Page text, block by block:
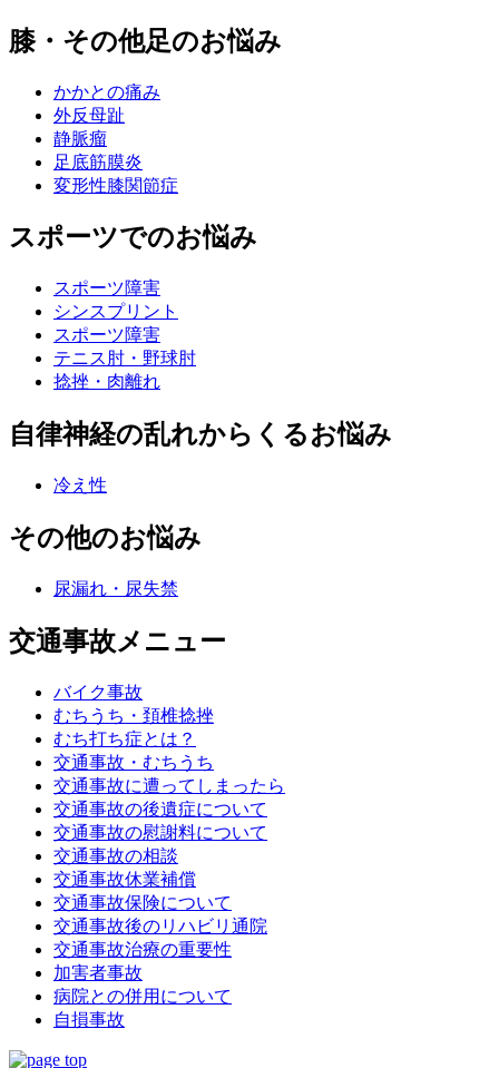
膝・その他足のお悩み
かかとの痛み
外反母趾
静脈瘤
足底筋膜炎
変形性膝関節症
スポーツでのお悩み
スポーツ障害
シンスプリント
スポーツ障害
テニス肘・野球肘
捻挫・肉離れ
自律神経の乱れからくるお悩み
冷え性
その他のお悩み
尿漏れ・尿失禁
交通事故メニュー
バイク事故
むちうち・頚椎捻挫
むち打ち症とは？
交通事故・むちうち
交通事故に遭ってしまったら
交通事故の後遺症について
交通事故の慰謝料について
交通事故の相談
交通事故休業補償
交通事故保険について
交通事故後のリハビリ通院
交通事故治療の重要性
加害者事故
病院との併用について
自損事故